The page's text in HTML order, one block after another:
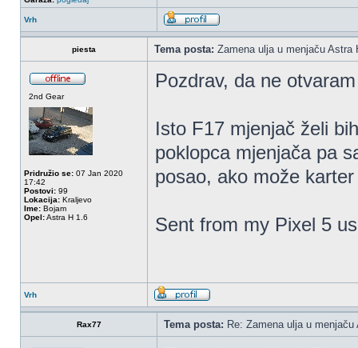
Vrh
piesta Tema posta: Zamena ulja u menjaču Astra
2nd Gear
Pridružio se: 07 Jan 2020
17:42
Postovi: 99
Lokacija: Kraljevo
Ime: Bojam
Opel:Astra H 1.6
Pozdrav, da ne
Isto F17 mjenjač želi
poklopca mjenjača pa
posao, ako može
Sent from my Pixel 5
Vrh
Rax77 Tema posta: Re: Zamena ulja u menjaču